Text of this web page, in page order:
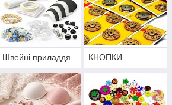
Швейні приладдя КНОПКИ